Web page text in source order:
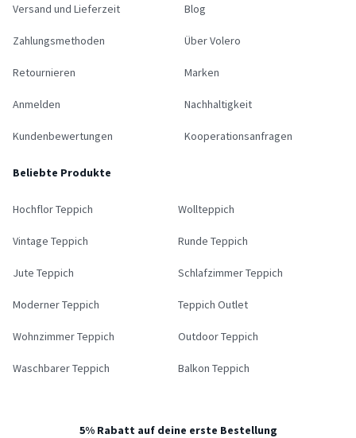
Versand und Lieferzeit
Zahlungsmethoden
Retournieren
Anmelden
Kundenbewertungen
Blog
Über Volero
Marken
Nachhaltigkeit
Kooperationsanfragen
Beliebte Produkte
Hochflor Teppich Wollteppich
Vintage Teppich Runde Teppich
Jute Teppich Schlafzimmer Teppich
Moderner Teppich Teppich Outlet
Wohnzimmer Teppich Outdoor Teppich
Waschbarer Teppich Balkon Teppich
5% Rabatt auf deine erste Bestellung